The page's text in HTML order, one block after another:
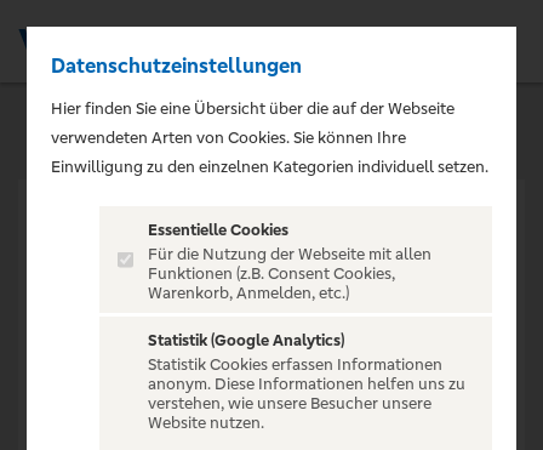
VERANSTALTUNG NICHT
GEFUNDEN
Datenschutzeinstellungen
Hier finden Sie eine Übersicht über die auf der Webseite
verwendeten Arten von Cookies. Sie können Ihre
Einwilligung zu den einzelnen Kategorien individuell setzen.
Essentielle Cookies
Für die Nutzung der Webseite mit allen
Funktionen (z.B. Consent Cookies,
Warenkorb, Anmelden, etc.)
Statistik (Google Analytics)
Statistik Cookies erfassen Informationen
anonym. Diese Informationen helfen uns zu
verstehen, wie unsere Besucher unsere
Website nutzen.